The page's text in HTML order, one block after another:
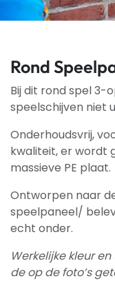
Rond
Bij dit rond spel 3-
speelschijven niet
Onderhoudsvrij,
kwaliteit, er wordt
massieve PE plaat.
Ontworpen naar
speelpaneel/
echt onder.
Werkelijke kleur
de op de foto’s